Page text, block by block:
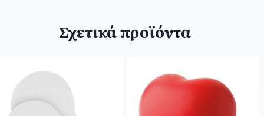
Σχετικά προϊόντα